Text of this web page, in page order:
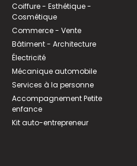
Coiffure - Esthétique -
Cosmétique
Commerce - Vente
Bâtiment - Architecture
Électricité
Mécanique automobile
Services à la personne
Accompagnement Petite
enfance
Kit auto-entrepreneur